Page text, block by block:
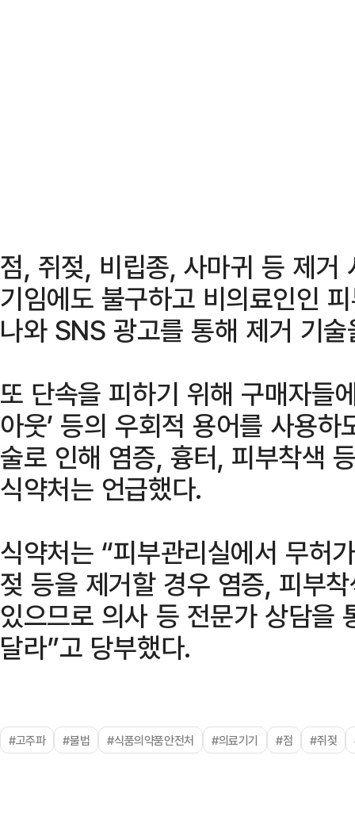
점, 쥐젖, 비립종, 사마귀 등 제거
기임에도 불구하고 비의료인인
나와 SNS 광고를 통해 제거 기
또 단속을 피하기 위해 구매자들
아웃’ 등의 우회적 용어를 사용
술로 인해 염증, 흉터, 피부착색
식약처는 언급했다.
식약처는 “피부관리실에서 무허
젖 등을 제거할 경우 염증, 피부
있으므로 의사 등 전문가 상담을
달라”고 당부했다.
#고주파 #불법 #식품의약품안전처 #의료기기 #점 #쥐젖